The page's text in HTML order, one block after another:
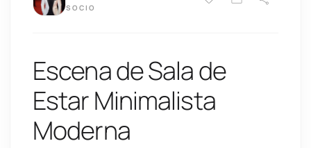
SOCIO
Escena de Sala de
Estar Minimalista
Moderna